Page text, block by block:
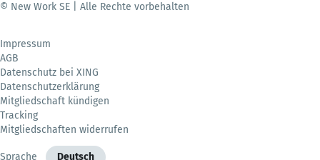
© New Work SE | Alle Rechte vorbehalten
Impressum
AGB
Datenschutz bei XING
Datenschutzerklärung
Mitgliedschaft kündigen
Tracking
Mitgliedschaften widerrufen
Sprache Deutsch